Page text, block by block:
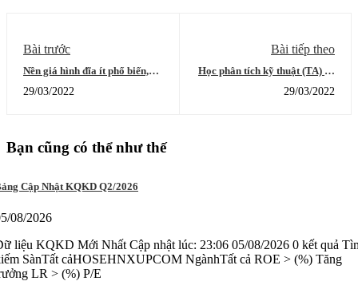
Bài trước
Nền giá hình đĩa ít phổ biến,
mẽ
29/03/2022
Bài tiếp theo
Học phân tích kỹ thuật (TA) có
hay không?
29/03/2022
Bạn cũng có thể như thế
Cập Nhật KQKD Q2/2026
08/2026
liệu KQKD Mới Nhất Cập nhật lúc: 23:06 05/08/2026 0 kết quả
SànTất cảHOSEHNXUPCOM NgànhTất cả ROE > (%) Tăng
LR > (%) P/E